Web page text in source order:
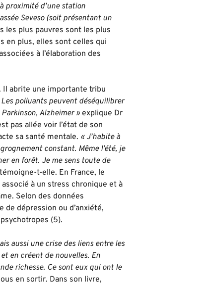
proximité d’une station
Seveso (soit présentant un
les plus pauvres sont les plus
en plus, elles sont celles qui
à l’élaboration des
abrite une importante tribu
polluants peuvent déséquilibrer
Alzheimer » explique Dr
pas allée voir l’état de son
sa santé mentale. « J’habite à
constant. Même l’été, je
en forêt. Je me sens toute de
témoigne-t-elle. En France, le
à un stress chronique et à
Selon des données
de dépression ou d’anxiété,
(5).
aussi une crise des liens entre les
en créent de nouvelles. En
richesse. Ce sont eux qui ont le
en sortir. Dans son livre,